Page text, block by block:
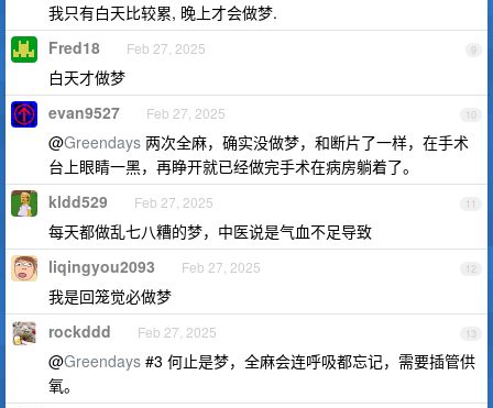
我只有白天比较累, 晚上才会做梦.
9
Fred18 Feb 27, 2025
白天才做梦
10
evan9527 Feb 27, 2025
@Greendays 两次全麻，确实没做梦，和断片了一样，在手术
台上眼睛一黑，再睁开就已经做完手术在病房躺着了。
11
kldd529 Feb 27, 2025
每天都做乱七八糟的梦，中医说是气血不足导致
12
liqingyou2093 Feb 27, 2025
我是回笼觉必做梦
13
rockddd Feb 27, 2025
@Greendays #3 何止是梦，全麻会连呼吸都忘记，需要插管供
氧。